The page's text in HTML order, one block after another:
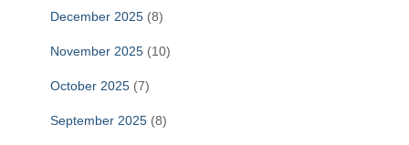
December 2025 (8)
November 2025 (10)
October 2025 (7)
September 2025 (8)